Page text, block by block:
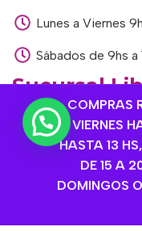
COMPRAS
VIERNES
HASTA 13
DE 15 A
DOMINGOS
Lunes a Viernes
Sábados de 9hs a
Sucursal
1168893524
Av. del Libertador
Buenos Aires
Lunes a Viernes
Sábados de 9hs a